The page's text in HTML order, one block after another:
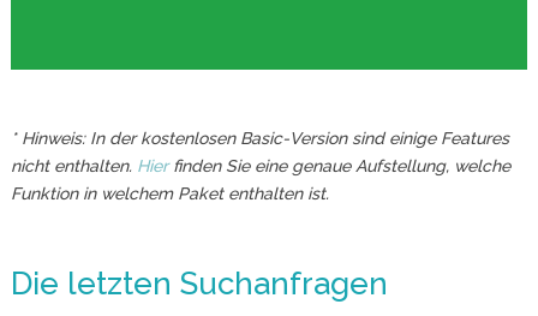
* Hinweis: In der kostenlosen Basic-Version sind einige Features
nicht enthalten. Hierfinden Sie eine genaue Aufstellung, welche
Funktion in welchem Paket enthalten ist.
Die letzten Suchanfragen